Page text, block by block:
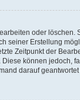
oder
Erstellung
Zeitpunkt der
können
darauf geantwortet